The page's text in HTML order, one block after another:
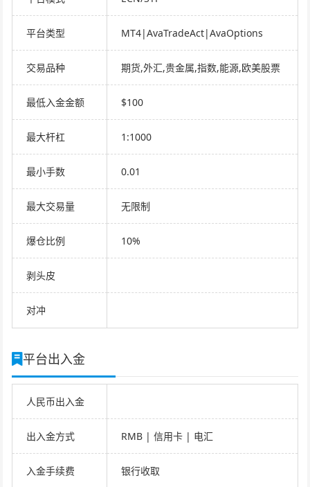
平台类型 MT4|AvaTradeAct|AvaOptions
交易品种 期货,外汇,贵金属,指数,能源,欧美股票
最低入金金额 $100
最大杆杠 1:1000
最小手数 0.01
最大交易量 无限制
爆仓比例 10%
剥头皮
对冲
平台出入金
人民币出入金
出入金方式 RMB | 信用卡 | 电汇
入金手续费 银行收取